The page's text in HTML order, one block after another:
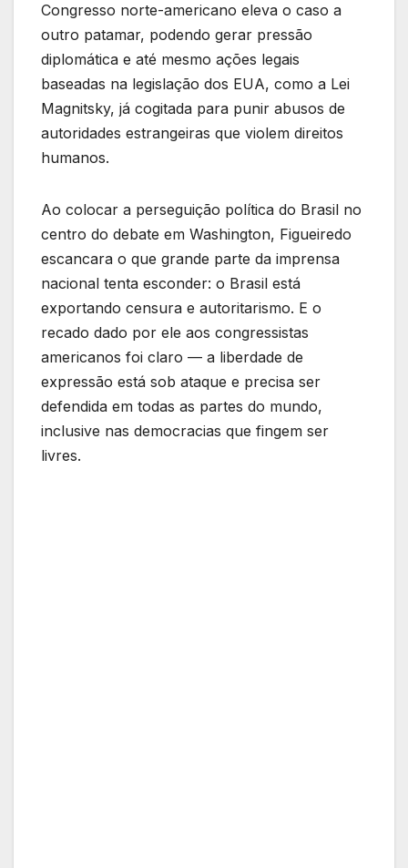
Congresso norte-americano eleva o caso a
outro patamar, podendo gerar pressão
diplomática e até mesmo ações legais
baseadas na legislação dos EUA, como a Lei
Magnitsky, já cogitada para punir abusos de
autoridades estrangeiras que violem direitos
humanos.
Ao colocar a perseguição política do Brasil no
centro do debate em Washington, Figueiredo
escancara o que grande parte da imprensa
nacional tenta esconder: o Brasil está
exportando censura e autoritarismo. E o
recado dado por ele aos congressistas
americanos foi claro — a liberdade de
expressão está sob ataque e precisa ser
defendida em todas as partes do mundo,
inclusive nas democracias que fingem ser
livres.